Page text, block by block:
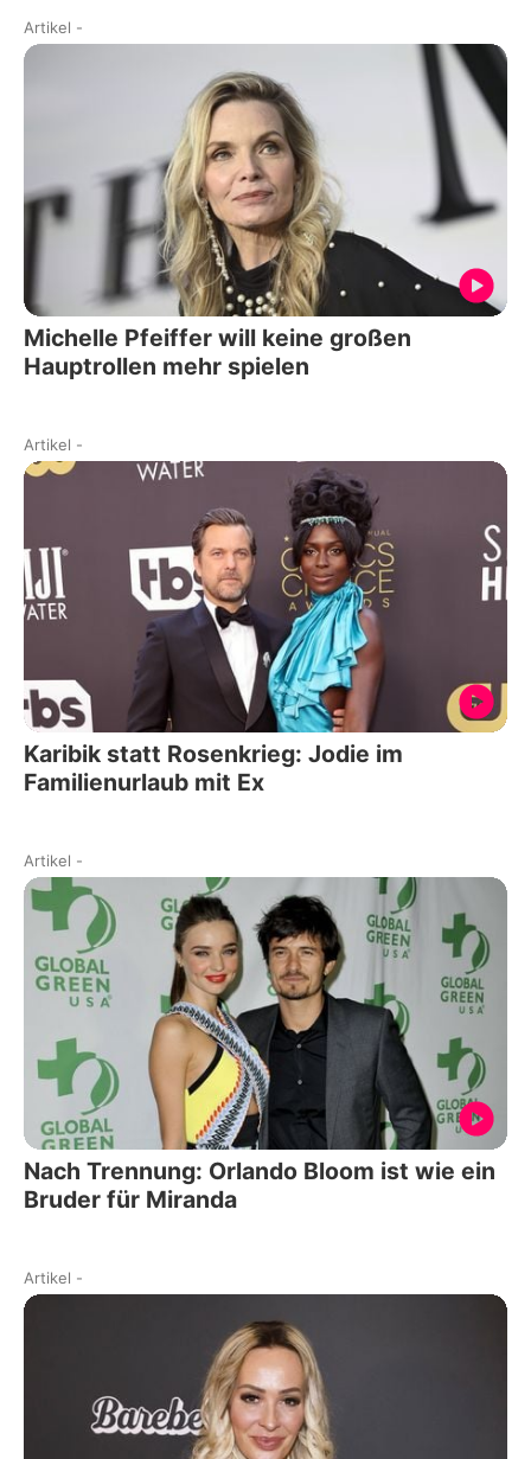
Artikel -
Michelle Pfeiffer will keine großen
Hauptrollen mehr spielen
Artikel -
Karibik statt Rosenkrieg: Jodie im
Familienurlaub mit Ex
Artikel -
Nach Trennung: Orlando Bloom ist wie ein
Bruder für Miranda
Artikel -